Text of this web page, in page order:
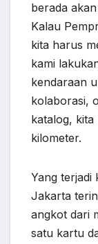
berada
Kalau
kita harus
kami
kendaraan
kolaborasi,
katalog,
kilometer.
Yang terjadi
Jakarta
angkot dari
satu kartu